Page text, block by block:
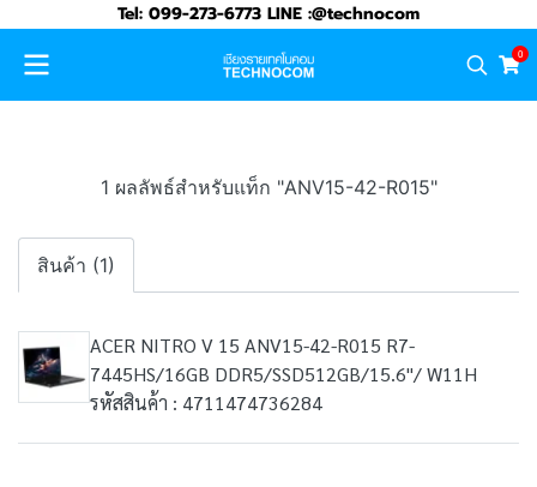
Tel: 099-273-6773 LINE :@technocom
0
1 ผลลัพธ์สำหรับแท็ก "ANV15-42-R015"
สินค้า (1)
ACER NITRO V 15 ANV15-42-R015 R7-
7445HS/16GB DDR5/SSD512GB/15.6"/ W11H
รหัสสินค้า : 4711474736284